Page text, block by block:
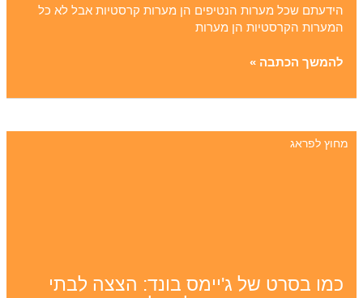
הידעתם שכל מערות הנטיפים הן מערות קרסטיות אבל לא כל
המערות הקרסטיות הן מערות
מערות
המוראביות
מערות
פונקווה
להמשך הכתבה »
כמו בסרט של ג'יימס בונד: הצצה לבתי
מחוץ לפראג